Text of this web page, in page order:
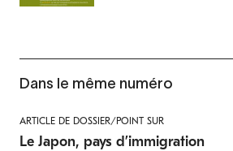
Dans le même numéro
ARTICLE DE DOSSIER/POINT SUR
Le Japon, pays d’immigration